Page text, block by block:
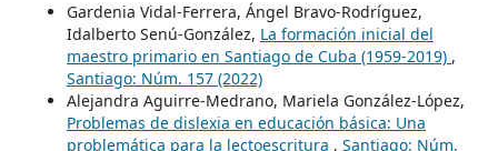
Gardenia Vidal-Ferrera, Ángel Bravo-Rodríguez,
Idalberto Senú-González, La formación inicial del
maestro primario en Santiago de Cuba (1959-2019) ,
Santiago: Núm. 157 (2022)
Alejandra Aguirre-Medrano, Mariela González-López,
Problemas de dislexia en educación básica: Una
problemática para la lectoescritura , Santiago: Núm.